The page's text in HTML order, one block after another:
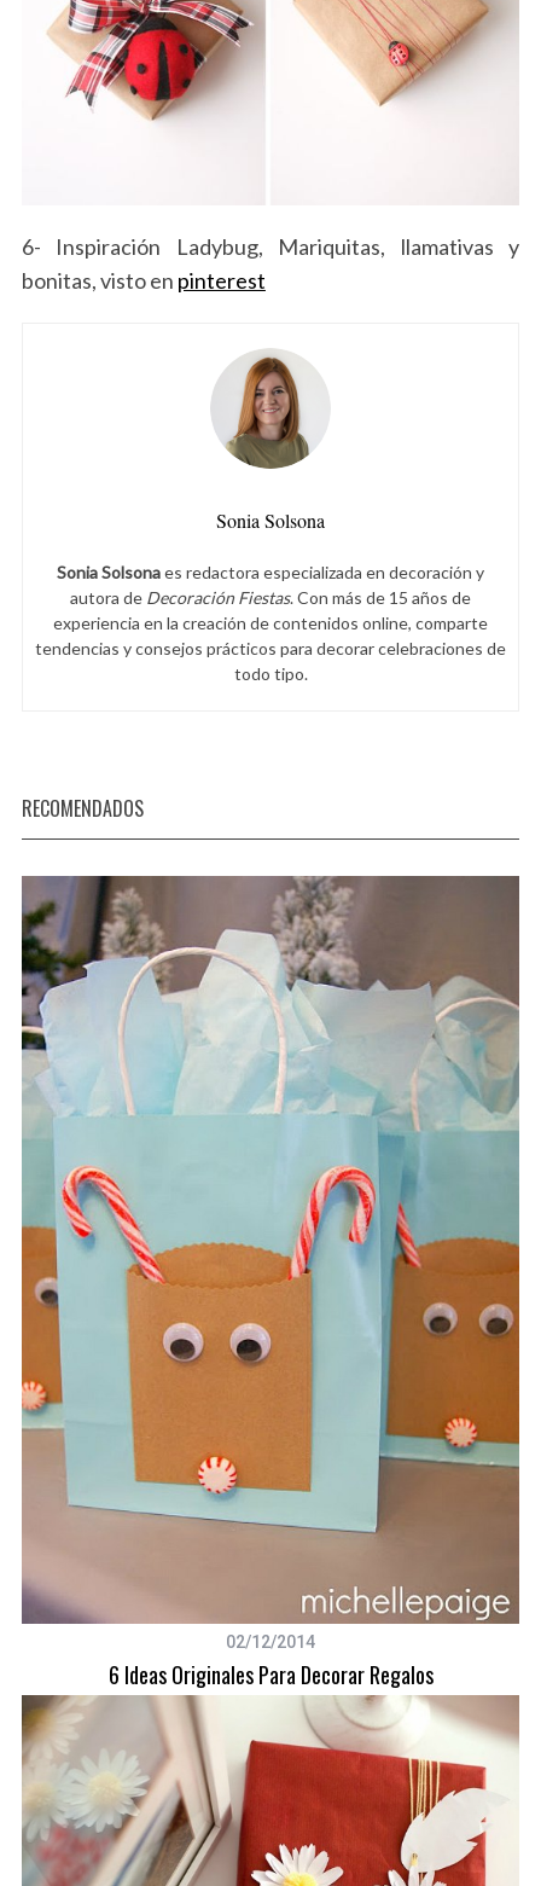
6- Inspiración Ladybug, Mariquitas, llamativas y
bonitas, visto en pinterest
Sonia Solsona
Sonia Solsonaes redactora especializada en decoración y
autora de Decoración Fiestas. Con más de 15 años de
experiencia en la creación de contenidos online, comparte
tendencias y consejos prácticos para decorar celebraciones de
todo tipo.
RECOMENDADOS
02/12/2014
6 Ideas Originales Para Decorar Regalos
c
h
f